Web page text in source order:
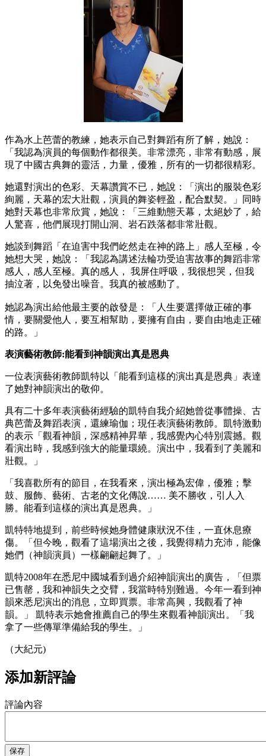
作為水上芭蕾的教練，她表示自己對舞蹈有所了解，她說：
「我認為演員的每個動作都很美。非常漂亮，非常有動感，展
現了中國古典舞的靈活，力量，優雅，所有的一切都很精彩。
她還對演出的色彩、天幕讚賞不已，她說：「演出的服裝色彩
絢麗，天幕的宏大壯觀，演員的舞姿輕盈，配合默契。」同時
她對天幕也非常欣賞，她說：「三維動態天幕，太絕妙了，給
人驚喜，他們展現打開山洞、岩石跌落都非常壯觀。
她談到舞蹈「在迫害中我們屹然走在神的路上」感人至極，令
她想大哭，她說：「我認為講述法輪功受迫害故事的舞蹈非常
感人，感人至極。真的感人， 我屏住呼吸，我很想哭，但我
抽泣著，以免發出噪音。我真的被感動了。
她認為演出給他最主要的啟發是：「人生要選擇做正確的事
情，要關愛他人，要互相幫助，要擁有自由，要自由地走正確
的路。」
表演藝術教師:能看到神韻演出真是恩典
一位表演藝術教師凱特以「能看到這樣的演出真是恩典」表達
了她對神韻演出的敬仰。
具有二十多年表演藝術經驗的凱特自我介紹她曾從事體操、古
典芭蕾及舞蹈表演，還練瑜伽；現任表演藝術教師。凱特激動
的表示「觀看神韻，深感精神昇華，我感覺內心特別震撼。觀
看演出時，我感到強大的能量環繞。演出中，我看到了美麗和
壯觀。」
「我喜歡所有的節目，在我看來，演出極為宏偉，優雅；擊
鼓、服飾、藝術、古老的文化傳說…… 美不勝收，引人入
勝。能看到這樣的演出真是恩典。」
凱特特地提到，前些時候她身體健康狀況不佳，一直休息療
傷。「但今晚，觀看了這場演出之後，我覺得精力充沛，能像
她們（神韻演員）一樣翩翩起舞了。」
凱特2008年在悉尼中國城看到過介紹神韻演出的廣告，「但票
已售罄，我和神韻失之交臂，我當時特別難過。今年一看到神
韻來悉尼演出的消息，立即買票。非常高興，我觀看了神
韻。」 凱特表示她會推薦自己的學生來觀看神韻演出。「我
拿了一些傳單準備給我的學生。」
（大紀元)
添加新評論
評論內容
保存